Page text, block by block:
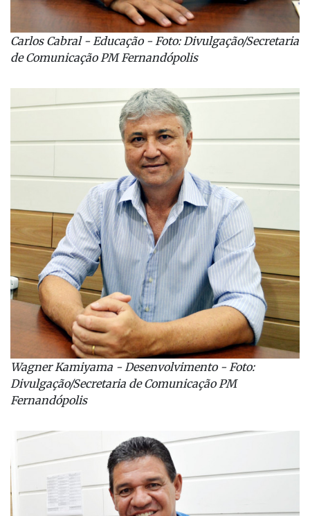
Carlos Cabral - Educação - Foto: Divulgação/Secretaria
de Comunicação PM Fernandópolis
Wagner Kamiyama - Desenvolvimento - Foto:
Divulgação/Secretaria de Comunicação PM
Fernandópolis